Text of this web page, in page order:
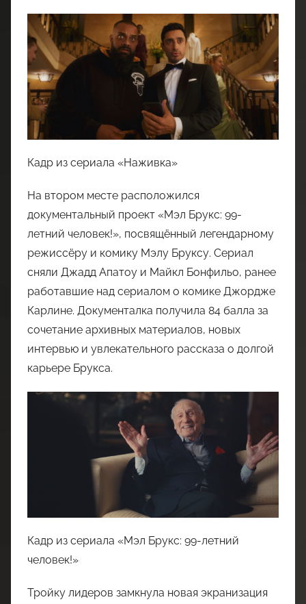
Кадр из сериала «Наживка»
На втором месте расположился
документальный проект «Мэл Брукс: 99-
летний человек!», посвящённый легендарному
режиссёру и комику Мэлу Бруксу. Сериал
сняли Джадд Апатоу и Майкл Бонфильо, ранее
работавшие над сериалом о комике Джордже
Карлине. Документалка получила 84 балла за
сочетание архивных материалов, новых
интервью и увлекательного рассказа о долгой
карьере Брукса.
Кадр из сериала «Мэл Брукс: 99-летний
человек!»
Тройку лидеров замкнула новая экранизация